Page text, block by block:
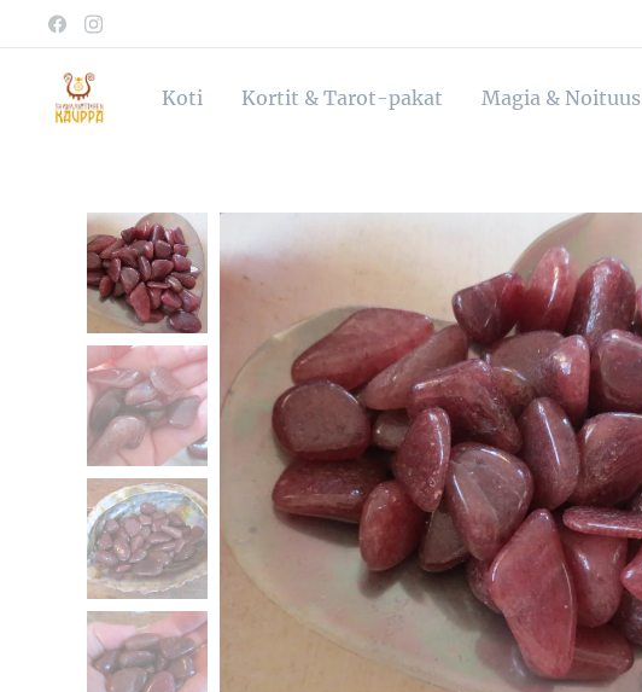
Koti Kortit & Tarot-pakat Magia & Noituus